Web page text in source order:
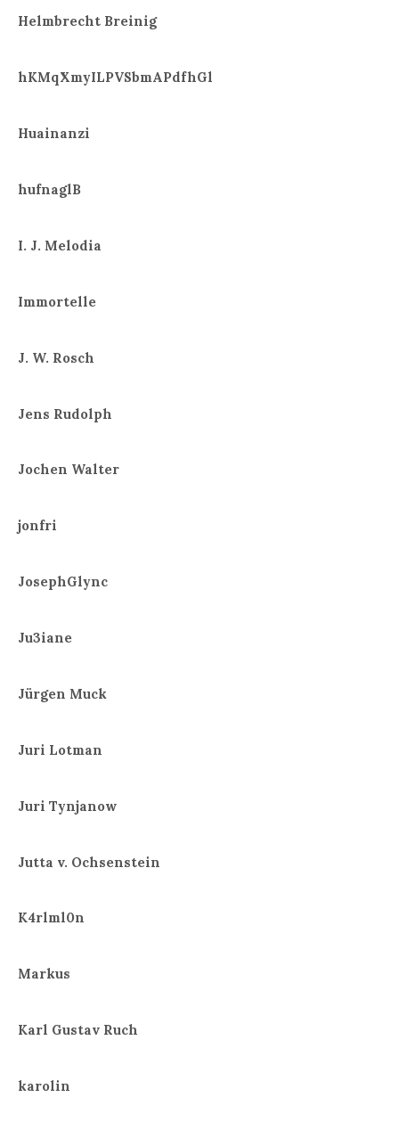
Helmbrecht Breinig
hKMqXmyILPVSbmAPdfhGl
Huainanzi
hufnaglB
I. J. Melodia
Immortelle
J. W. Rosch
Jens Rudolph
Jochen Walter
jonfri
JosephGlync
Ju3iane
Jürgen Muck
Juri Lotman
Juri Tynjanow
Jutta v. Ochsenstein
K4rlml0n
Markus
Karl Gustav Ruch
karolin